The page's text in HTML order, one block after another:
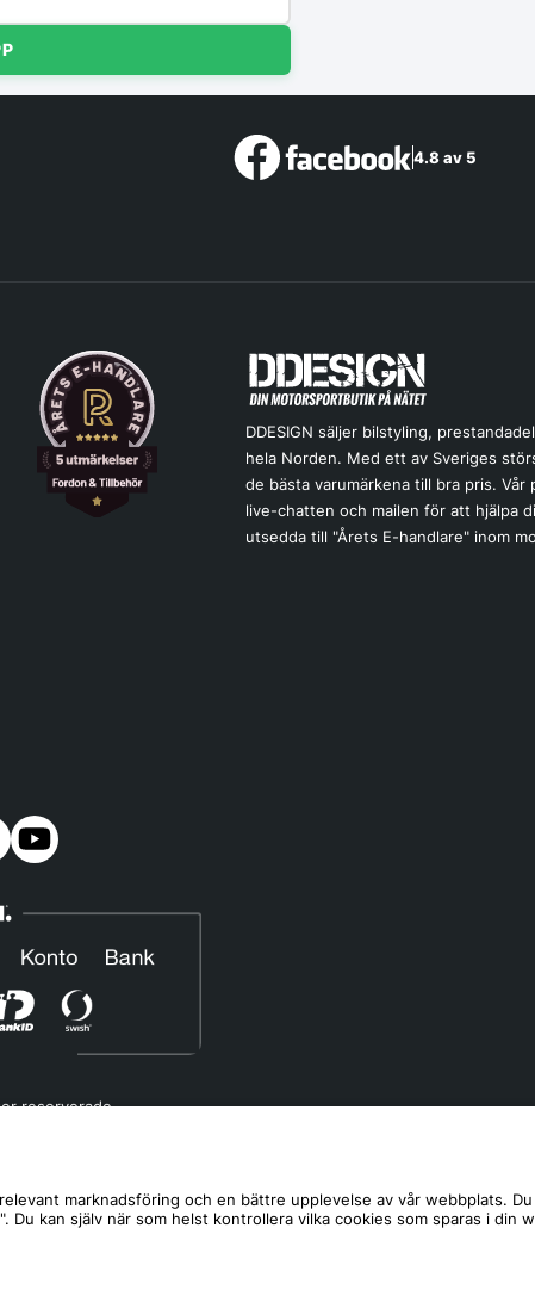
4.8 av 5
DDESIGN säljer bilstyling,
hela Norden. Med ett av Sveriges
de bästa varumärkena till bra pris.
live-chatten och mailen för att hjälpa
utsedda till "Årets E-handlare" inom
reserverade.
12:00
marknadsföring och en bättre upplevelse av vår webbplats.
kan själv när som helst kontrollera vilka cookies som sparas i din